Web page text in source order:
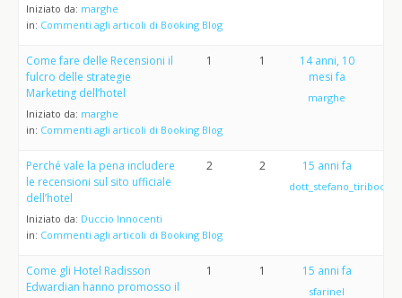
Iniziato da: marghe
in: Commenti agli articoli di Booking Blog
Come fare delle Recensioni il
fulcro delle strategie
Marketing dell’hotel
Iniziato da: marghe
in: Commenti agli articoli di Booking Blog
1 1
14 anni, 10
mesi fa
marghe
Perché vale la pena includere
le recensioni sul sito ufficiale
dell’hotel
Iniziato da: Duccio Innocenti
in: Commenti agli articoli di Booking Blog
2 2 15 anni fa
dott_stefano_tiribocchi
Come gli Hotel Radisson
Edwardian hanno promosso il
1 1 15 anni fa
sfarinel